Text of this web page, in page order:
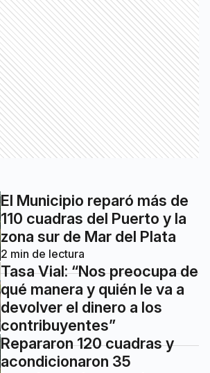
El Municipio reparó más de
110 cuadras del Puerto y la
zona sur de Mar del Plata
2 min de lectura
Tasa Vial: “Nos preocupa de
qué manera y quién le va a
devolver el dinero a los
contribuyentes”
Repararon 120 cuadras y
acondicionaron 35